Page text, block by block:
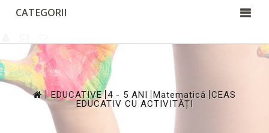
CATEGORII
>
EDUCATIVE
>
4 - 5 ANI
Matematică CEAS
EDUCATIV CU ACTIVITĂȚI